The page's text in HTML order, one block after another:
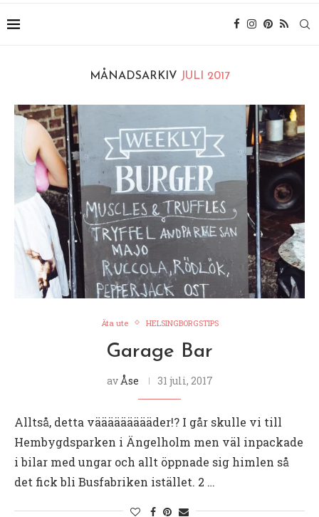
MÅNADSARKIV JULI 2017
Äta ute HELSINGBORGSTIPS
Garage Bar
av Åse 31 juli, 2017
Alltså, detta väääääääääder!? I går skulle vi till
Hembygdsparken i Ängelholm men väl inpackade
i bilar med ungar och allt öppnade sig himlen så
det fick bli Busfabriken istället. 2 …